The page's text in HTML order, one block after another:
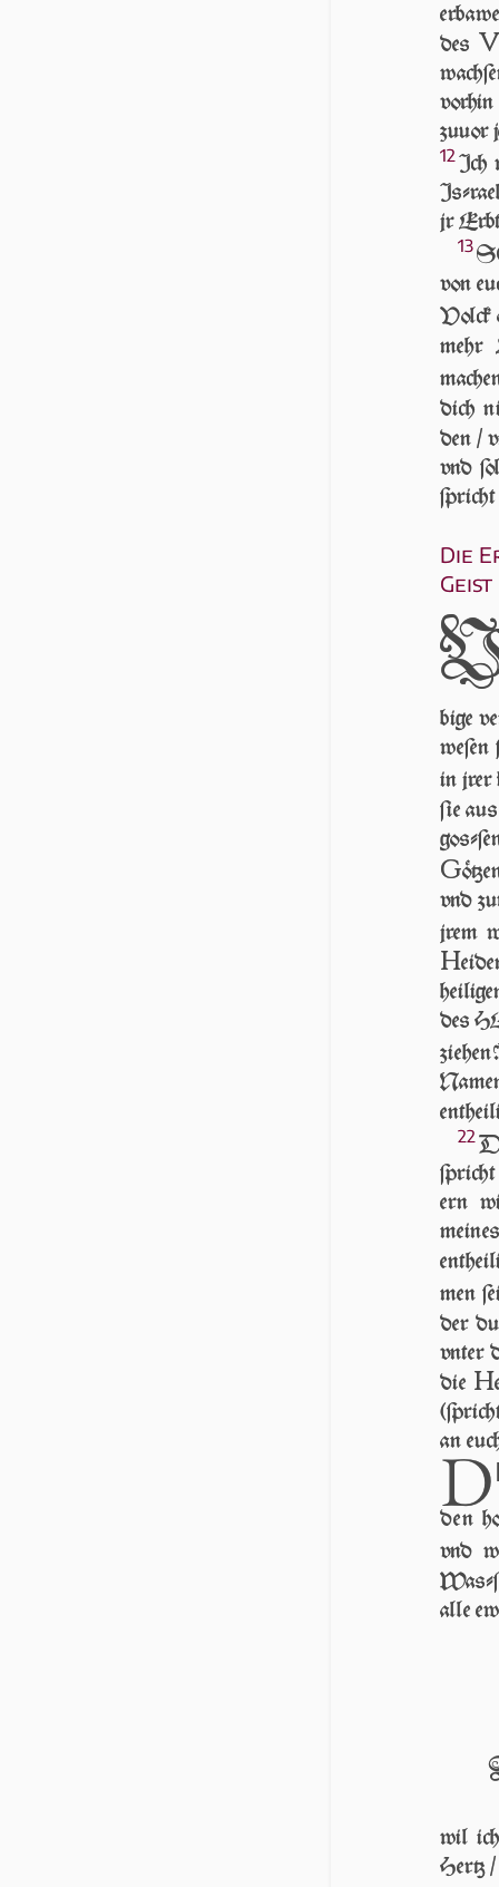
des V
zu­uor
12 Ich
Iſ­ra­el
jr
13
von
Volck
mehr
dich
den /
vnd
Die
Geist
bi­ge
in jrer
ſie
G
vnd
jrem
H
des
22
ern
men
der
vn­ter
die H
an
D
den
vnd
alle
wil
Hertz